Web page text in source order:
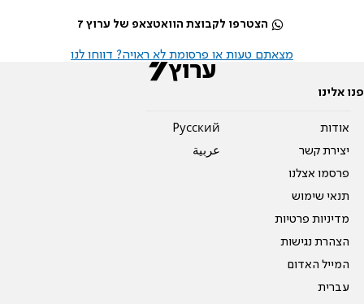
הצטרפו לקבוצת הוואטצאפ של ערוץ 7
מצאתם טעות או פרסומת לא ראויה? דווחו לנו
פנו אלינו
אודות
יצירת קשר
פרסמו אצלנו
תנאי שימוש
מדיניות פרטיות
הצהרת נגישות
המייל האדום
עברית
Pусский
عربية